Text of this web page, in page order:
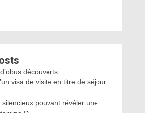
découverts…
visa de visite en titre de séjour
silencieux pouvant révéler une